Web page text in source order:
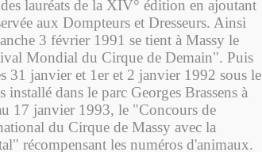
lauréats de la XIV° édition en ajoutant
aux Dompteurs et Dresseurs. Ainsi
3 février 1991 se tient à Massy le
Mondial du Cirque de Demain". Puis
31 janvier et 1er et 2 janvier 1992 sous le
dans le parc Georges Brassens à
17 janvier 1993, le "Concours de
du Cirque de Massy avec la
récompensant les numéros d'animaux.